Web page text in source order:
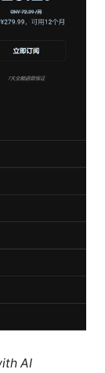
AI